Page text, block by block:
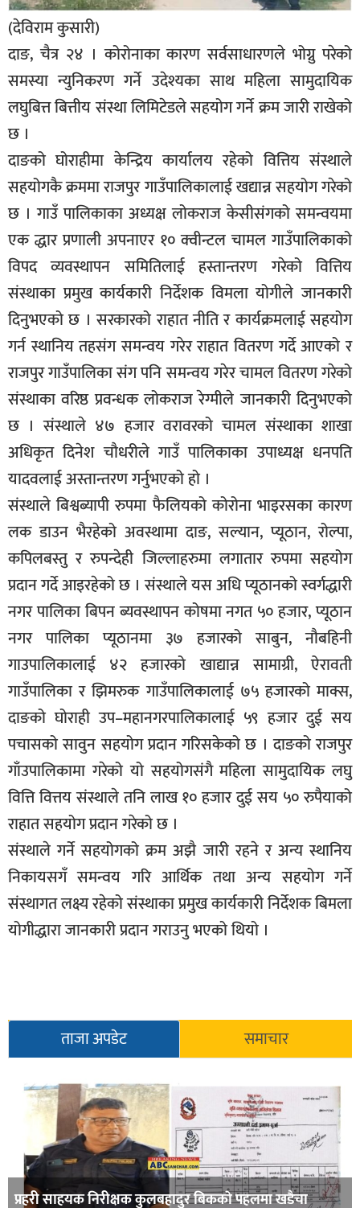
बिचार
कुराकानी
जीवनशैली
साहित्य
सूचना-
प्रवधि
(देविराम कुसारी)
दाङ, चैत्र २४ । कोरोनाका कारण सर्वसाधारणले भोग्नु परेको
समस्या न्युनिकरण गर्ने उदेश्यका साथ महिला सामुदायिक
लघुबित्त बित्तीय संस्था लिमिटेडले सहयोग गर्ने क्रम जारी राखेको
छ ।
दाङको घोराहीमा केन्द्रिय कार्यालय रहेको वित्तिय संस्थाले
सहयोगकै क्रममा राजपुर गाउँपालिकालाई खद्यान्न सहयोग गरेको
छ । गाउँ पालिकाका अध्यक्ष लोकराज केसीसंगको समन्वयमा
एक द्धार प्रणाली अपनाएर १० क्वीन्टल चामल गाउँपालिकाको
विपद व्यवस्थापन समितिलाई हस्तान्तरण गरेको वित्तिय
संस्थाका प्रमुख कार्यकारी निर्देशक विमला योगीले जानकारी
दिनुभएको छ । सरकारको राहात नीति र कार्यक्रमलाई सहयोग
गर्न स्थानिय तहसंग समन्वय गरेर राहात वितरण गर्दे आएको र
राजपुर गाउँपालिका संग पनि समन्वय गरेर चामल वितरण गरेको
संस्थाका वरिष्ठ प्रवन्धक लोकराज रेग्मीले जानकारी दिनुभएको
छ । संस्थाले ४७ हजार वरावरको चामल संस्थाका शाखा
अधिकृत दिनेश चौधरीले गाउँ पालिकाका उपाध्यक्ष धनपति
यादवलाई अस्तान्तरण गर्नुभएको हो ।
संस्थाले बिश्वब्यापी रुपमा फैलियको कोरोना भाइरसका कारण
लक डाउन भैरहेको अवस्थामा दाङ, सल्यान, प्यूठान, रोल्पा,
कपिलबस्तु र रुपन्देही जिल्लाहरुमा लगातार रुपमा सहयोग
प्रदान गर्दे आइरहेको छ । संस्थाले यस अधि प्यूठानको स्वर्गद्धारी
नगर पालिका बिपन ब्यवस्थापन कोषमा नगत ५० हजार, प्यूठान
नगर पालिका प्यूठानमा ३७ हजारको साबुन, नौबहिनी
गाउपालिकालाई ४२ हजारको खाद्यान्न सामाग्री, ऐरावती
गाउँपालिका र झिमरुक गाउँपालिकालाई ७५ हजारको माक्स,
दाङको घोराही उप–महानगरपालिकालाई ५९ हजार दुई सय
पचासको सावुन सहयोग प्रदान गरिसकेको छ । दाङको राजपुर
गाँउपालिकामा गरेको यो सहयोगसंगै महिला सामुदायिक लघु
वित्ति वित्तय संस्थाले तनि लाख १० हजार दुई सय ५० रुपैयाको
राहात सहयोग प्रदान गरेको छ ।
संस्थाले गर्ने सहयोगको क्रम अझै जारी रहने र अन्य स्थानिय
निकायसगँ समन्वय गरि आर्थिक तथा अन्य सहयोग गर्ने
संस्थागत लक्ष्य रहेको संस्थाका प्रमुख कार्यकारी निर्देशक बिमला
योगीद्धारा जानकारी प्रदान गराउनु भएको थियो ।
ताजा अपडेट समाचार
प्रहरी साहयक निरीक्षक कुलबहादुर बिककाे पहलमा खडैचा